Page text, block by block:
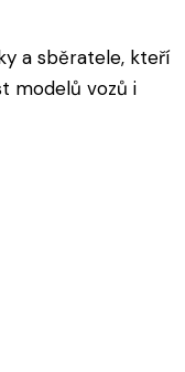
a sběratele, kteří
modelů vozů i